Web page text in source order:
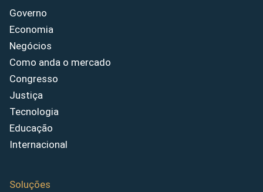
Governo
Economia
Negócios
Como anda o mercado
Congresso
Justiça
Tecnologia
Educação
Internacional
Soluções